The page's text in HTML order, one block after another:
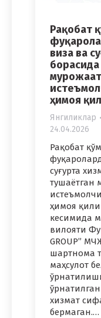
Рақобат
виза ва
ҳимоя
Янгиликлар
24.04.2026
Рақобат
суғурта
тушаётган
ҳимоя
кесимида
вилояти
GROUP”
шартнома
маҳсулот
хизмат
бермаган.…